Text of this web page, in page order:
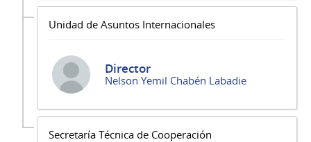
Unidad de Asuntos Internacionales
Director
Nelson Yemil Chabén Labadie
Secretaría Técnica de Cooperación